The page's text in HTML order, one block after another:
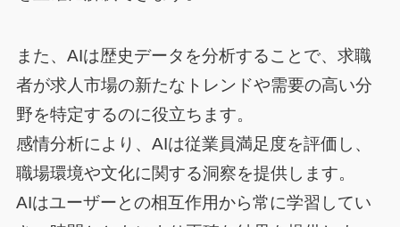
また、AIは歴史データを分析することで、求職
者が求人市場の新たなトレンドや需要の高い分
野を特定するのに役立ちます。
感情分析により、AIは従業員満足度を評価し、
職場環境や文化に関する洞察を提供します。
AIはユーザーとの相互作用から常に学習してい